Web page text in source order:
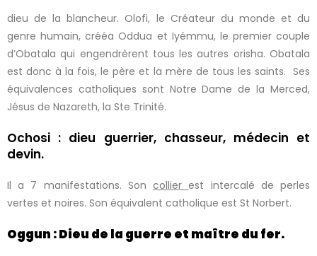
dieu de la blancheur. Olofi, le Créateur du monde et du
genre humain, crééa Oddua et Iyémmu, le premier couple
d’Obatala qui engendrèrent tous les autres orisha. Obatala
est donc à la fois, le père et la mère de tous les saints. Ses
équivalences catholiques sont Notre Dame de la Merced,
Jésus de Nazareth, la Ste Trinité.
Ochosi : dieu guerrier, chasseur, médecin et
devin.
Il a 7 manifestations. Soncollierest intercalé de perles
vertes et noires. Son équivalent catholique est St Norbert.
Oggun : Dieu de la guerre et maître du fer.